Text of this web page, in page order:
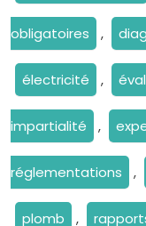
obligatoires ,
électricité ,
impartialité ,
réglementations ,
plomb ,